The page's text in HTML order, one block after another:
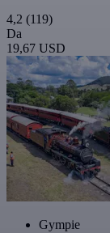
4,2 (119)
Da
19,67 USD
Gympie